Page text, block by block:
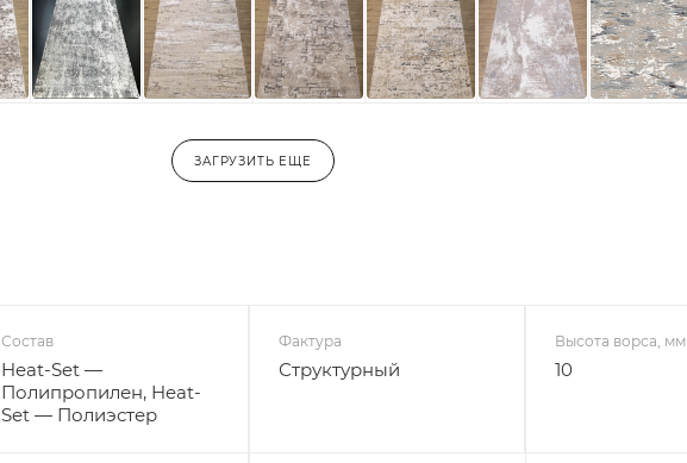
ЗАГРУЗИТЬ ЕЩЕ
Состав
Heat-Set —
Полипропилен, Heat-
Set — Полиэстер
Фактура
Структурный
Высота ворса, мм
10